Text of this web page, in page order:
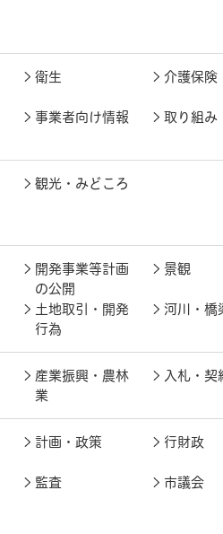
衛生 介護保険
事業者向け情報 取り組み
観光・みどころ
開発事業等計画
の公開
景観
土地取引・開発
行為
河川・橋
産業振興・農林
業
入札・契
計画・政策 行財政
監査 市議会